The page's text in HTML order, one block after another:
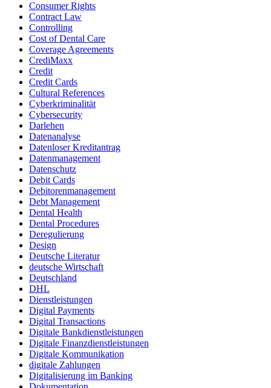
Consumer Rights
Contract Law
Controlling
Cost of Dental Care
Coverage Agreements
CrediMaxx
Credit
Credit Cards
Cultural References
Cyberkriminalität
Cybersecurity
Darlehen
Datenanalyse
Datenloser Kreditantrag
Datenmanagement
Datenschutz
Debit Cards
Debitorenmanagement
Debt Management
Dental Health
Dental Procedures
Deregulierung
Design
Deutsche Literatur
deutsche Wirtschaft
Deutschland
DHL
Dienstleistungen
Digital Payments
Digital Transactions
Digitale Bankdienstleistungen
Digitale Finanzdienstleistungen
Digitale Kommunikation
digitale Zahlungen
Digitalisierung im Banking